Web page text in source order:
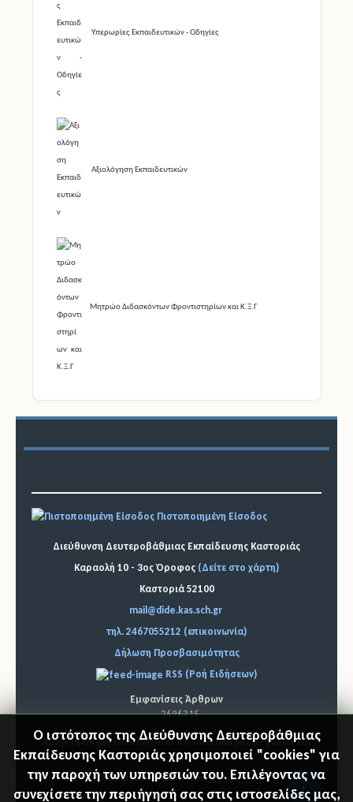
Υπερωρίες Εκπαιδευτικών - Οδηγίες
Αξιολόγηση Εκπαιδευτικών
Μητρώο Διδασκόντων Φροντιστηρίων και Κ.Ξ.Γ
Πιστοποιημένη Είσοδος
Διεύθυνση Δευτεροβάθμιας Εκπαίδευσης Καστοριάς
Καραολή 10 - 3ος Όροφος (Δείτε στο χάρτη)
Καστοριά 52100
mail@dide.kas.sch.gr
τηλ. 2467055212 (επικοινωνία)
Δήλωση Προσβασιμότητας
RSS (Ροή Ειδήσεων)
Εμφανίσεις Άρθρων
2696315
Αυτήν τη στιγμή επισκέπτονται τον ιστότοπό μας 37 guests και
κανένα μέλος
Ο ιστότοπος της Διεύθυνσης Δευτεροβάθμιας
Εκπαίδευσης Καστοριάς χρησιμοποιεί "cookies" για
την παροχή των υπηρεσιών του. Επιλέγοντας να
συνεχίσετε την περιήγησή σας στις ιστοσελίδες μας,
"Επιστ
© 2026 Διεύθυνση Δ.Ε. Καστοριάς